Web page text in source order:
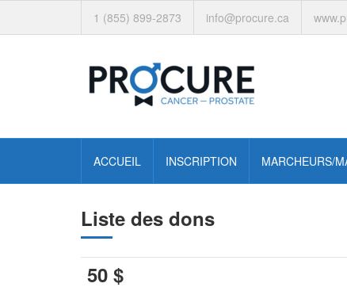
1 (855) 899-2873 info@procure.ca
ACCUEIL INSCRIPTION MARCHEURS/
Liste des dons
50 $